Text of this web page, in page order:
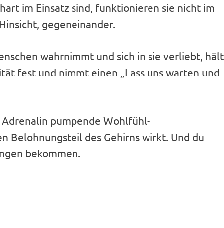
im Einsatz sind, funktionieren sie nicht im
gegeneinander.
wahrnimmt und sich in sie verliebt, hält
fest und nimmt einen „Lass uns warten und
Adrenalin pumpende Wohlfühl-
Belohnungsteil des Gehirns wirkt. Und du
bekommen.